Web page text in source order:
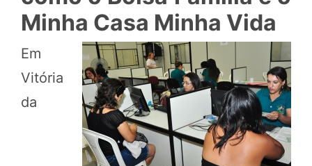
Minha Casa Minha Vida
Em
Vitória
da